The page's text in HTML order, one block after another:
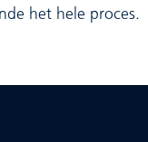
het hele proces.